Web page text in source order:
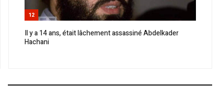
12
Il y a 14 ans, était lâchement assassiné Abdelkader
Hachani